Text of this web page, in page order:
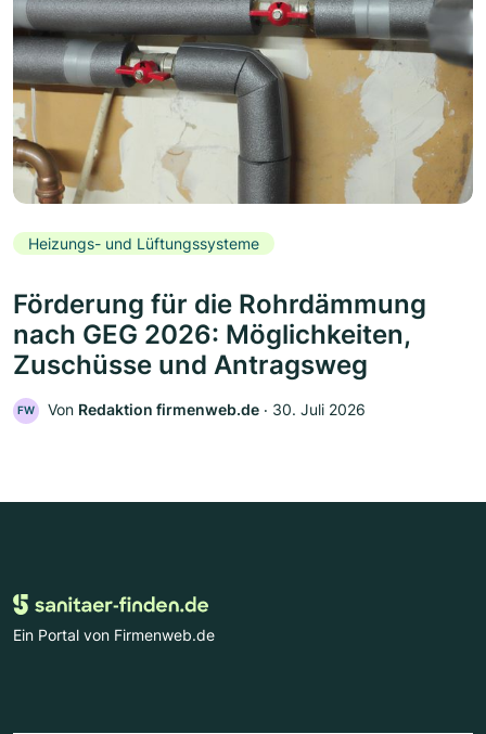
Heizungs- und Lüftungssysteme
Förderung für die Rohrdämmung
nach GEG 2026: Möglichkeiten,
Zuschüsse und Antragsweg
FW Von Redaktion firmenweb.de ‧ 30. Juli 2026
Ein Portal von Firmenweb.de